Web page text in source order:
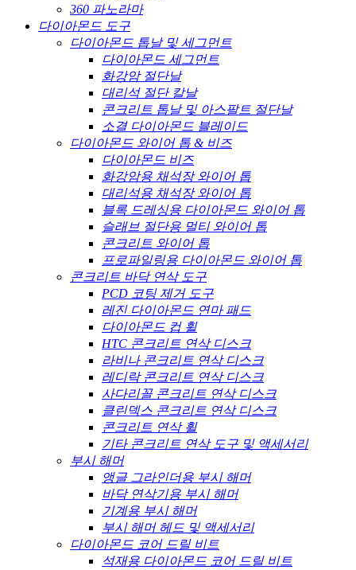
360 파노라마
다이아몬드 도구
다이아몬드 톱날 및 세그먼트
다이아몬드 세그먼트
화강암 절단날
대리석 절단 칼날
콘크리트 톱날 및 아스팔트 절단날
소결 다이아몬드 블레이드
다이아몬드 와이어 톱 & 비즈
다이아몬드 비즈
화강암용 채석장 와이어 톱
대리석용 채석장 와이어 톱
블록 드레싱용 다이아몬드 와이어 톱
슬래브 절단용 멀티 와이어 톱
콘크리트 와이어 톱
프로파일링용 다이아몬드 와이어 톱
콘크리트 바닥 연삭 도구
PCD 코팅 제거 도구
레진 다이아몬드 연마 패드
다이아몬드 컵 휠
HTC 콘크리트 연삭 디스크
라비나 콘크리트 연삭 디스크
레디락 콘크리트 연삭 디스크
사다리꼴 콘크리트 연삭 디스크
클린덱스 콘크리트 연삭 디스크
콘크리트 연삭 휠
기타 콘크리트 연삭 도구 및 액세서리
부시 해머
앵글 그라인더용 부시 해머
바닥 연삭기용 부시 해머
기계용 부시 해머
부시 해머 헤드 및 액세서리
다이아몬드 코어 드릴 비트
석재용 다이아몬드 코어 드릴 비트